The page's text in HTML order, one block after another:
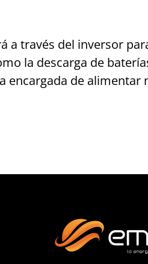
a través del inversor
la descarga de
encargada de alimentar